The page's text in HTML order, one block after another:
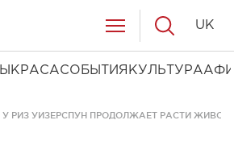
КРАСАСОБЫТИЯ КУЛЬТУРА
UK
У РИЗ УИЗЕРСПУН ПРОДОЛЖАЕТ РАСТИ ЖИВОТ